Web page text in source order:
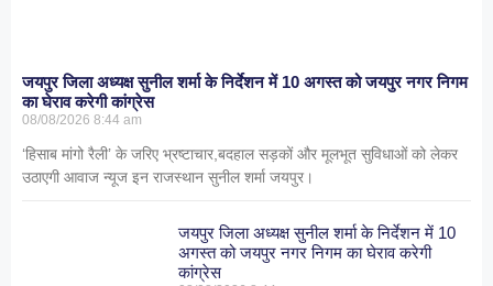
जयपुर जिला अध्यक्ष सुनील शर्मा के निर्देशन में 10 अगस्त को जयपुर नगर निगम
का घेराव करेगी कांग्रेस
08/08/2026 8:44 am
‘हिसाब मांगो रैली’ के जरिए भ्रष्टाचार,बदहाल सड़कों और मूलभूत सुविधाओं को लेकर
उठाएगी आवाज न्यूज इन राजस्थान सुनील शर्मा जयपुर।
जयपुर जिला अध्यक्ष सुनील शर्मा के निर्देशन में 10
अगस्त को जयपुर नगर निगम का घेराव करेगी
कांग्रेस